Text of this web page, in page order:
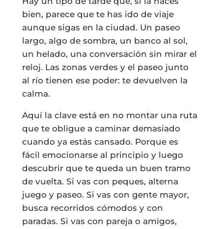
bien, parece que te has ido de viaje
aunque sigas en la ciudad. Un paseo
largo, algo de sombra, un banco al sol,
un helado, una conversación sin mirar el
reloj. Las zonas verdes y el paseo junto
al río tienen ese poder: te devuelven la
calma.
Aquí la clave está en no montar una ruta
que te obligue a caminar demasiado
cuando ya estás cansado. Porque es
fácil emocionarse al principio y luego
descubrir que te queda un buen tramo
de vuelta. Si vas con peques, alterna
juego y paseo. Si vas con gente mayor,
busca recorridos cómodos y con
paradas. Si vas con pareja o amigos,